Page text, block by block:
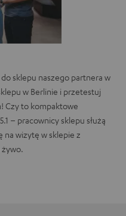
sklepu naszego partnera w
w Berlinie i przetestuj
Czy to kompaktowe
– pracownicy sklepu służą
na wizytę w sklepie z